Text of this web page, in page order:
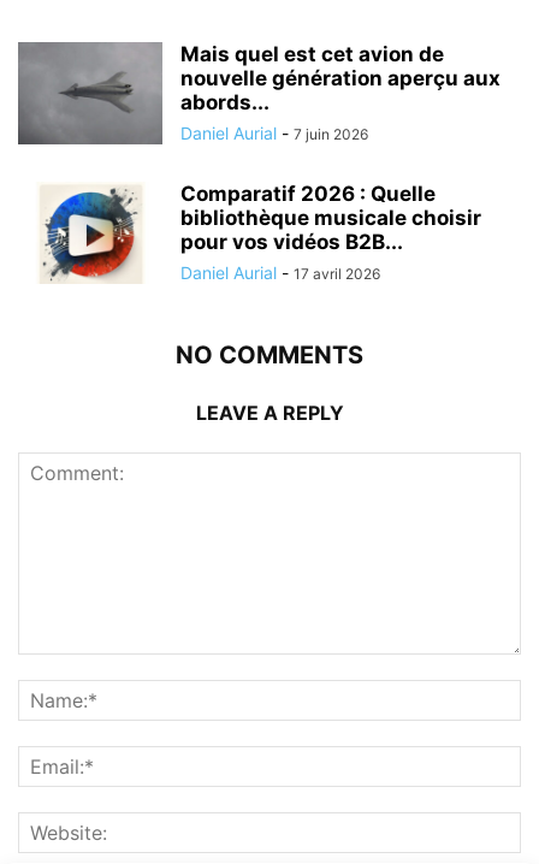
Mais quel est cet avion de
nouvelle génération aperçu aux
abords...
Daniel Aurial - 7 juin 2026
Comparatif 2026 : Quelle
bibliothèque musicale choisir
pour vos vidéos B2B...
Daniel Aurial - 17 avril 2026
NO COMMENTS
LEAVE A REPLY